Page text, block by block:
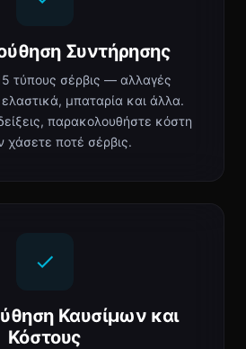
Συντήρησης
τύπους σέρβις — αλλαγές
μπαταρία και άλλα.
παρακολουθήστε κόστη
χάσετε ποτέ σέρβις.
Καυσίμων και
Κόστους